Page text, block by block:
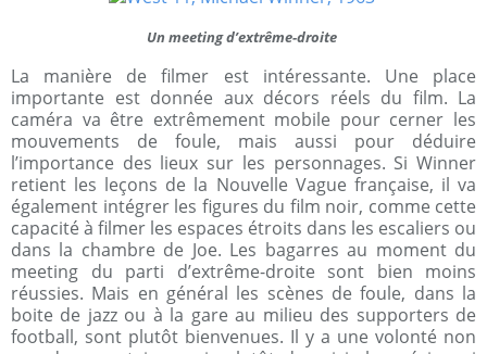
Un meeting d’extrême-droite
La manière de filmer est intéressante. Une place
importante est donnée aux décors réels du film. La
caméra va être extrêmement mobile pour cerner les
mouvements de foule, mais aussi pour déduire
l’importance des lieux sur les personnages. Si Winner
retient les leçons de la Nouvelle Vague française, il va
également intégrer les figures du film noir, comme cette
capacité à filmer les espaces étroits dans les escaliers ou
dans la chambre de Joe. Les bagarres au moment du
meeting du parti d’extrême-droite sont bien moins
réussies. Mais en général les scènes de foule, dans la
boite de jazz ou à la gare au milieu des supporters de
football, sont plutôt bienvenues. Il y a une volonté non